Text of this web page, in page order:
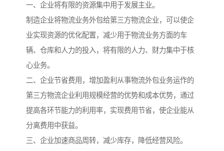
一、企业将有限的资源集中用于发展主业。
制造企业将物流业务外包给第三方物流企业，可以使企
业实现资源的优化配置，减少用于物流业务方面的车
辆、仓库和人力的投入，将有限的人力、财力集中于核
心业务。
二、企业节省费用，增加盈利从事物流外包业务运作的
第三方物流企业利用规模经营的优势和成本优势，通过
提高各环节能力的利用率，实现费用节省，使企业能从
分离费用中获益。
三、企业加速商品周转，减少库存，降低经营风险。